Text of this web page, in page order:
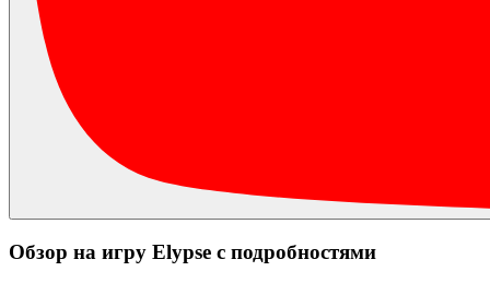
Обзор на игру Elypse с подробностями